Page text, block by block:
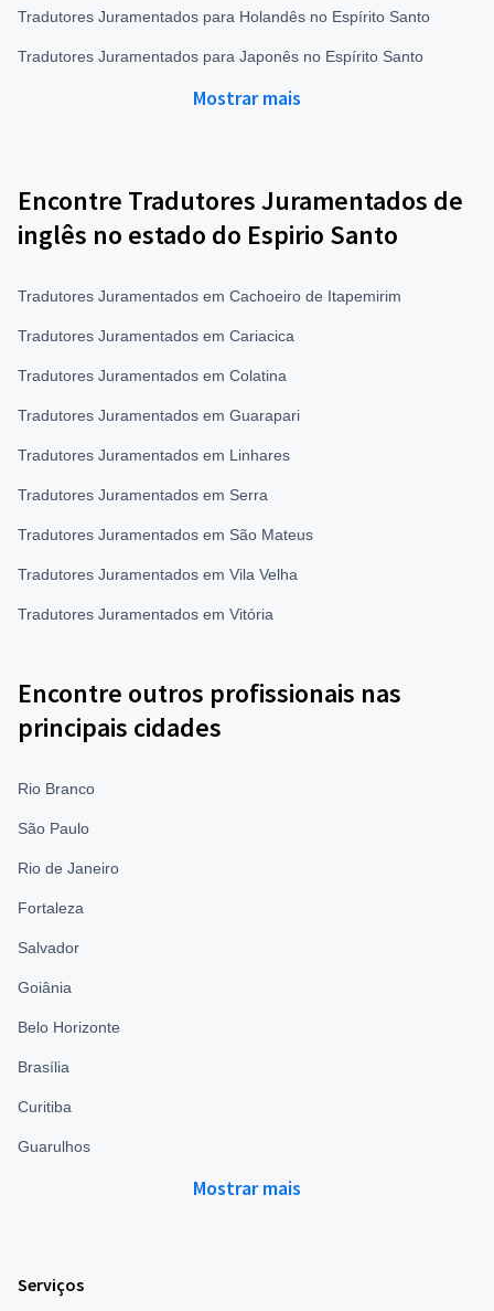
Tradutores Juramentados para Holandês no Espírito Santo
Tradutores Juramentados para Japonês no Espírito Santo
Mostrar mais
Encontre Tradutores Juramentados de
inglês no estado do Espirio Santo
Tradutores Juramentados em Cachoeiro de Itapemirim
Tradutores Juramentados em Cariacica
Tradutores Juramentados em Colatina
Tradutores Juramentados em Guarapari
Tradutores Juramentados em Linhares
Tradutores Juramentados em Serra
Tradutores Juramentados em São Mateus
Tradutores Juramentados em Vila Velha
Tradutores Juramentados em Vitória
Encontre outros profissionais nas
principais cidades
Rio Branco
São Paulo
Rio de Janeiro
Fortaleza
Salvador
Goiânia
Belo Horizonte
Brasília
Curitiba
Guarulhos
Mostrar mais
Serviços